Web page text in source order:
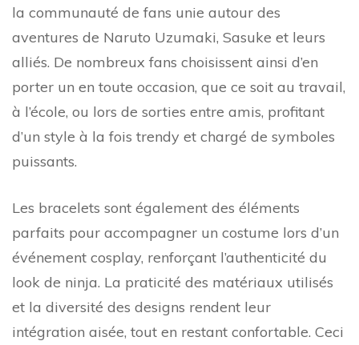
la communauté de fans unie autour des
aventures de Naruto Uzumaki, Sasuke et leurs
alliés. De nombreux fans choisissent ainsi d’en
porter un en toute occasion, que ce soit au travail,
à l’école, ou lors de sorties entre amis, profitant
d’un style à la fois trendy et chargé de symboles
puissants.
Les bracelets sont également des éléments
parfaits pour accompagner un costume lors d’un
événement cosplay, renforçant l’authenticité du
look de ninja. La praticité des matériaux utilisés
et la diversité des designs rendent leur
intégration aisée, tout en restant confortable. Ceci